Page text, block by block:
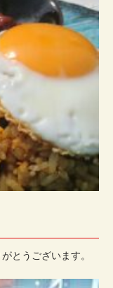
とうございます。